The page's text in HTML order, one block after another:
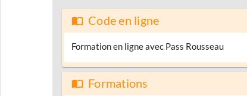
Code en ligne
Formation en ligne avec Pass Rousseau
Formations